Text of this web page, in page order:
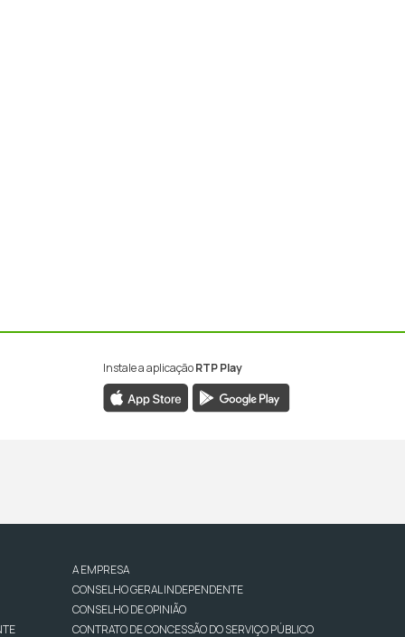
Instale a aplicaçãoRTP Play
A EMPRESA
CONSELHO GERAL INDEPENDENTE
CONSELHO DE OPINIÃO
CONTRATO DE CONCESSÃO DO SERVIÇO PÚBLICO